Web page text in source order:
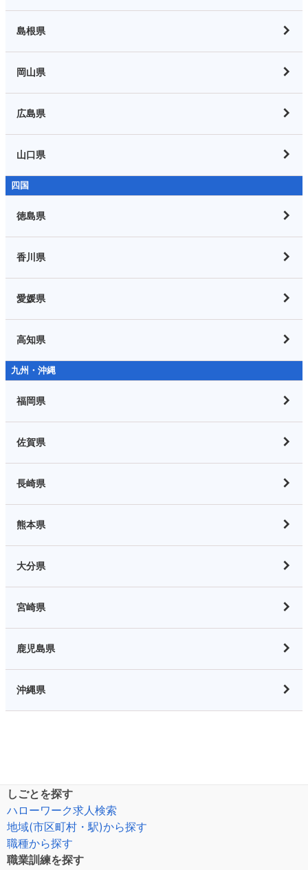
島根県
岡山県
広島県
山口県
四国
徳島県
香川県
愛媛県
高知県
九州・沖縄
福岡県
佐賀県
長崎県
熊本県
大分県
宮崎県
鹿児島県
沖縄県
しごとを探す
ハローワーク求人検索
地域(市区町村・駅)から探す
職種から探す
職業訓練を探す